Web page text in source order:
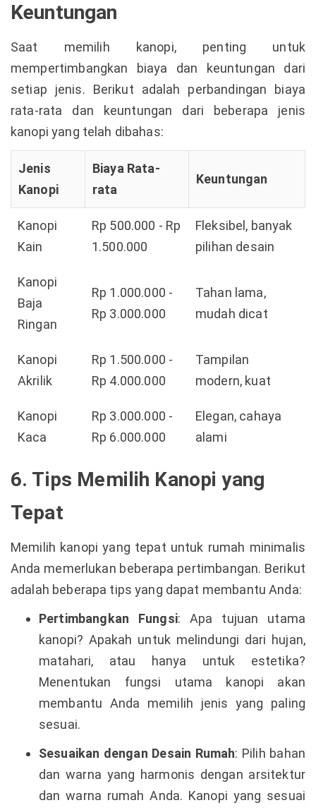
Keuntungan
Saat memilih kanopi, penting untuk
mempertimbangkan biaya dan keuntungan dari
setiap jenis. Berikut adalah perbandingan biaya
rata-rata dan keuntungan dari beberapa jenis
kanopi yang telah dibahas:
Jenis
Kanopi
Biaya Rata-
rata
Keuntungan
Kanopi
Kain
Rp 500.000 - Rp
1.500.000
Fleksibel, banyak
pilihan desain
Kanopi
Baja
Ringan
Rp 1.000.000 -
Rp 3.000.000
Tahan lama,
mudah dicat
Kanopi
Akrilik
Rp 1.500.000 -
Rp 4.000.000
Tampilan
modern, kuat
Kanopi
Kaca
Rp 3.000.000 -
Rp 6.000.000
Elegan, cahaya
alami
6. Tips Memilih Kanopi yang
Tepat
Memilih kanopi yang tepat untuk rumah minimalis
Anda memerlukan beberapa pertimbangan. Berikut
adalah beberapa tips yang dapat membantu Anda:
Pertimbangkan Fungsi: Apa tujuan utama
kanopi? Apakah untuk melindungi dari hujan,
matahari, atau hanya untuk estetika?
Menentukan fungsi utama kanopi akan
membantu Anda memilih jenis yang paling
sesuai.
Sesuaikan dengan Desain Rumah: Pilih bahan
dan warna yang harmonis dengan arsitektur
dan warna rumah Anda. Kanopi yang sesuai